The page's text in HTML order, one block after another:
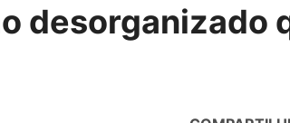
desorganizado